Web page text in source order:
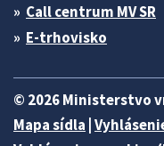
Call centrum MV SR
E-trhovisko
© 2026 Ministerstvo
Mapa sídla